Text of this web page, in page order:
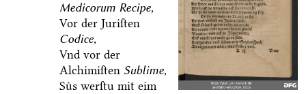
Medicorum Recipe,
Vor der Juriſten
Codice,
Vnd vor der
Alchimiſten Sublime,
Suͤs werſtu mit eim